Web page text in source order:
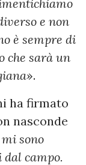
e non
è sempre di
che sarà un
».
ha firmato
nasconde
mi sono
campo.